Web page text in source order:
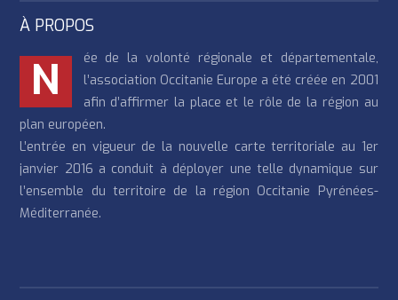
À PROPOS
N
ée de la volonté régionale et départementale,
l’association Occitanie Europe a été créée en 2001
afin d’affirmer la place et le rôle de la région au
plan européen.
L’entrée en vigueur de la nouvelle carte territoriale au 1er
janvier 2016 a conduit à déployer une telle dynamique sur
l’ensemble du territoire de la région Occitanie Pyrénées-
Méditerranée.